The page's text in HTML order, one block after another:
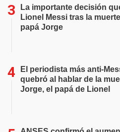
La importante decisión
Lionel Messi tras la
papá Jorge
El periodista más anti-
quebró al hablar de la
Jorge, el papá de Lionel